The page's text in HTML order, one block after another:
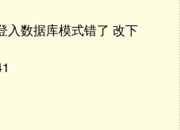
入数据库模式错了 改下